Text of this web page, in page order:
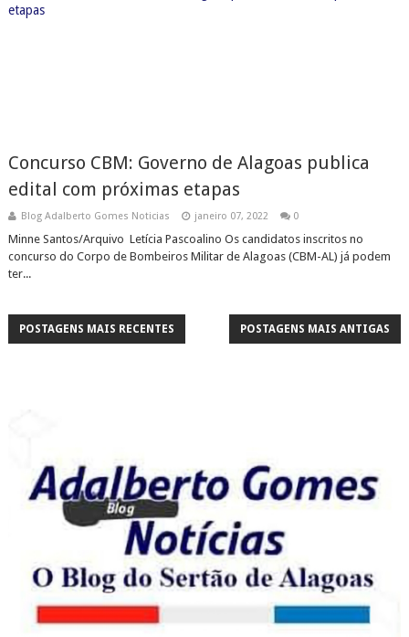
Concurso CBM: Governo de Alagoas publica
edital com próximas etapas
Blog Adalberto Gomes Noticias janeiro 07, 2022 0
Minne Santos/Arquivo Letícia Pascoalino Os candidatos inscritos no
concurso do Corpo de Bombeiros Militar de Alagoas (CBM-AL) já podem
ter...
POSTAGENS MAIS RECENTES POSTAGENS MAIS ANTIGAS